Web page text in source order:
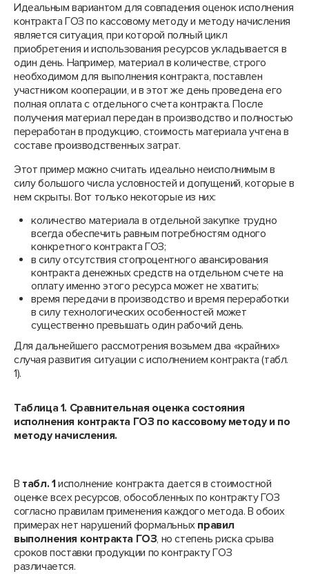
Идеальным вариантом для совпадения оценок исполнения
контракта ГОЗ по кассовому методу и методу начисления
является ситуация, при которой полный цикл
приобретения и использования ресурсов укладывается в
один день. Например, материал в количестве, строго
необходимом для выполнения контракта, поставлен
участником кооперации, и в этот же день проведена его
полная оплата с отдельного счета контракта. После
получения материал передан в производство и полностью
переработан в продукцию, стоимость материала учтена в
составе производственных затрат.
Этот пример можно считать идеально неисполнимым в
силу большого числа условностей и допущений, которые в
нем скрыты. Вот только некоторые из них:
количество материала в отдельной закупке трудно
всегда обеспечить равным потребностям одного
конкретного контракта ГОЗ;
в силу отсутствия стопроцентного авансирования
контракта денежных средств на отдельном счете на
оплату именно этого ресурса может не хватить;
время передачи в производство и время переработки
в силу технологических особенностей может
существенно превышать один рабочий день.
Для дальнейшего рассмотрения возьмем два «крайних»
случая развития ситуации с исполнением контракта (табл.
1).
Таблица 1. Сравнительная оценка состояния
исполнения контракта ГОЗ по кассовому методу и по
методу начисления.
В табл. 1 исполнение контракта дается в стоимостной
оценке всех ресурсов, обособленных по контракту ГОЗ
согласно правилам применения каждого метода. В обоих
примерах нет нарушений формальных правил
выполнения контракта ГОЗ, но степень риска срыва
сроков поставки продукции по контракту ГОЗ
различается.